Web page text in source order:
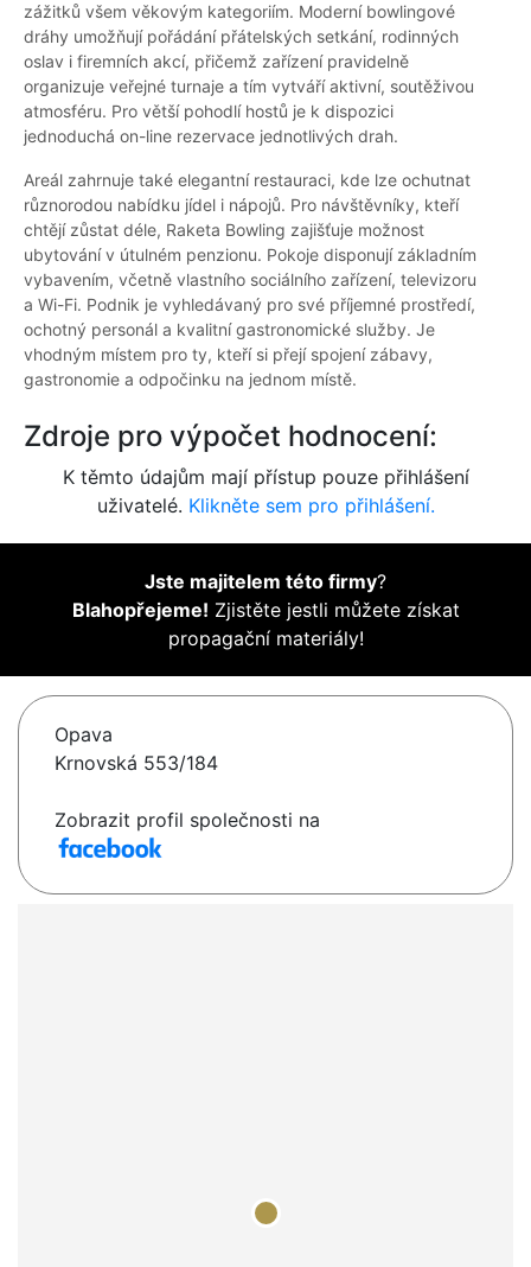
zážitků všem věkovým kategoriím. Moderní bowlingové
dráhy umožňují pořádání přátelských setkání, rodinných
oslav i firemních akcí, přičemž zařízení pravidelně
organizuje veřejné turnaje a tím vytváří aktivní, soutěživou
atmosféru. Pro větší pohodlí hostů je k dispozici
jednoduchá on-line rezervace jednotlivých drah.
Areál zahrnuje také elegantní restauraci, kde lze ochutnat
různorodou nabídku jídel i nápojů. Pro návštěvníky, kteří
chtějí zůstat déle, Raketa Bowling zajišťuje možnost
ubytování v útulném penzionu. Pokoje disponují základním
vybavením, včetně vlastního sociálního zařízení, televizoru
a Wi-Fi. Podnik je vyhledávaný pro své příjemné prostředí,
ochotný personál a kvalitní gastronomické služby. Je
vhodným místem pro ty, kteří si přejí spojení zábavy,
gastronomie a odpočinku na jednom místě.
Zdroje pro výpočet hodnocení:
K těmto údajům mají přístup pouze přihlášení
uživatelé. Klikněte sem pro přihlášení.
Jste majitelem této firmy?
Blahopřejeme! Zjistěte jestli můžete získat
propagační materiály!
Opava
Krnovská 553/184
Zobrazit profil společnosti na